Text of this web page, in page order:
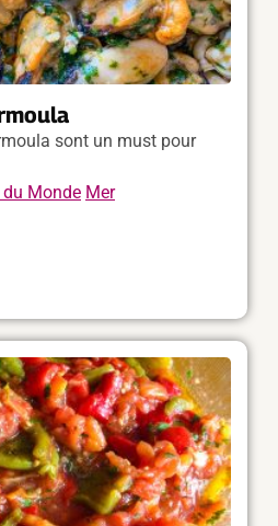
sont un must pour
du Monde Mer